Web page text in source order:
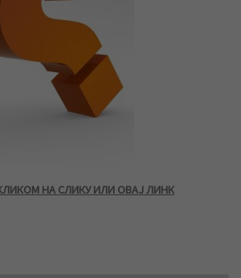
НА СЛИКУ ИЛИ ОВАЈ ЛИНК